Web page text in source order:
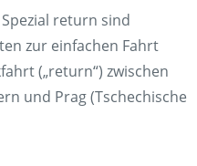
return sind
zur einfachen Fahrt
(„return“) zwischen
und Prag (Tschechische